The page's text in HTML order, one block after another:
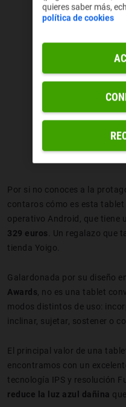
Por si no conoces a la
contaros cómo es esta
operativo Android, que tiene
329 euros . Un regalazo que
tienda Yoigo.
Galardonada por su diseño
Awards , no es una tablet
modos distintos de uso:
inclinar, sujetar, sostener o
El principal valor de una
encontramos con un
tecnología IPS y resolución
reduce la luz azul dañina
quieres saber más,
política de cookies